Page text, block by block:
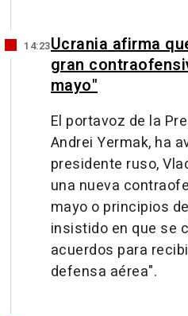
14:23Ucrania afirma
gran
mayo"
El portavoz de la
Andrei Yermak, ha
presidente ruso,
una nueva
mayo o principios
insistido en que se
acuerdos para
defensa aérea".